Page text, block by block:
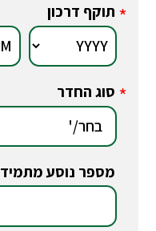
* תוקף דרכון
* סוג החדר
מספר נוסע מתמיד